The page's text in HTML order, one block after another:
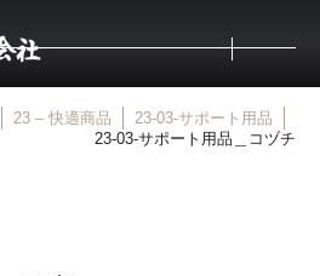
23 – 快適商品
23-03-サポート用品
23-03-サポート用品＿コヅチ